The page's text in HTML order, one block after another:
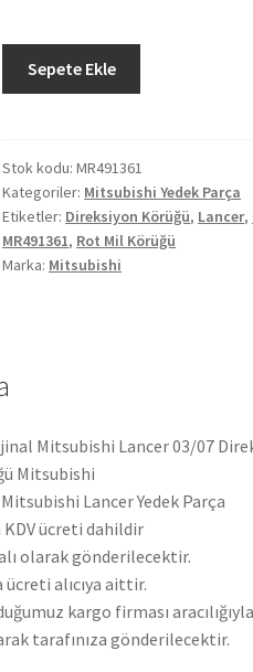
Mitsubishi
Direksiyon
Körüğü
MR491361
adet
Sepete Ekle
Stok kodu:MR491361
Kategoriler: Mitsubishi Yedek Parça
Etiketler: Direksiyon Körüğü, Lancer,
MR491361, Rot Mil Körüğü
Marka: Mitsubishi
Mitsubishi Lancer 03/07
Mitsubishi
Lancer Yedek Parça
KDV ücreti dahildir
olarak gönderilecektir.
ücreti alıcıya aittir.
kargo firması aracılığıyla
tarafınıza gönderilecektir.